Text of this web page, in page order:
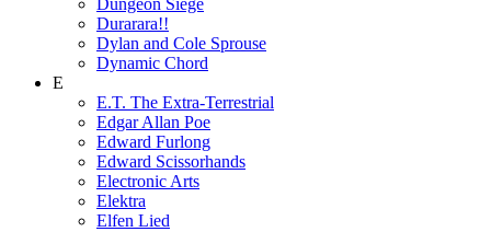
Dungeon Siege
Durarara!!
Dylan and Cole Sprouse
Dynamic Chord
E
E.T. The Extra-Terrestrial
Edgar Allan Poe
Edward Furlong
Edward Scissorhands
Electronic Arts
Elektra
Elfen Lied